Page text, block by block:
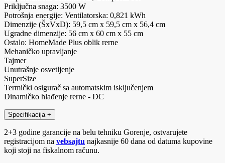
Priključna snaga: 3500 W
Potrošnja energije: Ventilatorska: 0,821 kWh
Dimenzije (ŠxVxD): 59,5 cm x 59,5 cm x 56,4 cm
Ugradne dimenzije: 56 cm x 60 cm x 55 cm
Ostalo: HomeMade Plus oblik rerne
Mehaničko upravljanje
Tajmer
Unutrašnje osvetljenje
SuperSize
Termički osigurač sa automatskim isključenjem
Dinamičko hlađenje rerne - DC
Specifikacija +
2+3 godine garancije na belu tehniku Gorenje, ostvarujete
registracijom na vebsajtu najkasnije 60 dana od datuma kupovine
koji stoji na fiskalnom računu.